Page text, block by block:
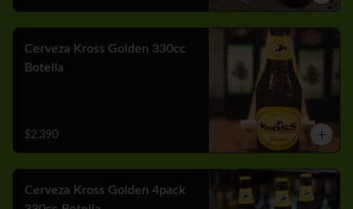
Cerveza Kross Golden 330cc
Botella
$2.390
Cerveza Kross Golden 4pack